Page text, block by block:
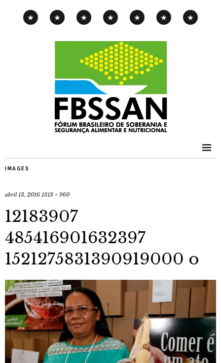
IMAGES
abril 13, 2016 1313 × 960
12183907
485416901632397
1521275831390919000 o